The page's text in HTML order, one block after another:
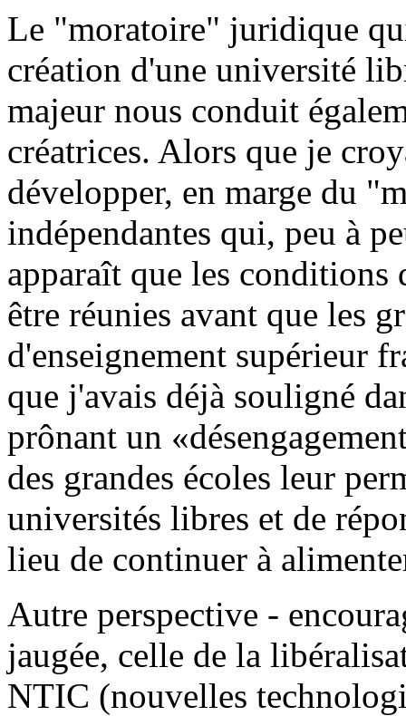
Le "moratoire" juridique
création d'une université
majeur nous conduit
créatrices. Alors que je
développer, en marge du
indépendantes qui, peu à
apparaît que les conditions
être réunies avant que les
d'enseignement supérieur
que j'avais déjà souligné
prônant un
des grandes écoles leur
universités libres et de
lieu de continuer à
Autre perspective -
jaugée, celle de la
NTIC (nouvelles